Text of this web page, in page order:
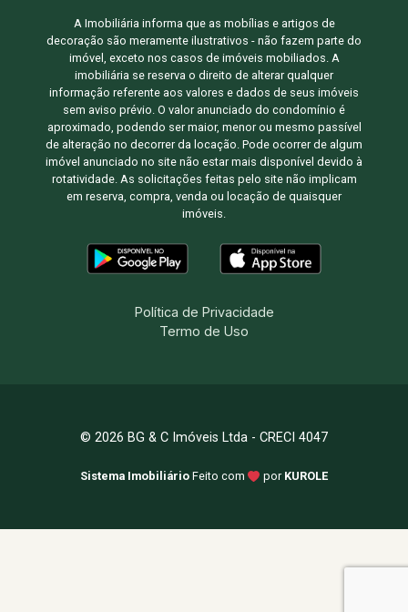
A Imobiliária informa que as mobílias e artigos de
decoração são meramente ilustrativos - não fazem parte do
imóvel, exceto nos casos de imóveis mobiliados. A
imobiliária se reserva o direito de alterar qualquer
informação referente aos valores e dados de seus imóveis
sem aviso prévio. O valor anunciado do condomínio é
aproximado, podendo ser maior, menor ou mesmo passível
de alteração no decorrer da locação. Pode ocorrer de algum
imóvel anunciado no site não estar mais disponível devido à
rotatividade. As solicitações feitas pelo site não implicam
em reserva, compra, venda ou locação de quaisquer
imóveis.
Política de Privacidade
Termo de Uso
© 2026 BG & C Imóveis Ltda - CRECI 4047
Sistema Imobiliário Feito com por KUROLE